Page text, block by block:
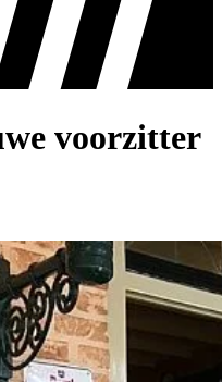
voorzitter